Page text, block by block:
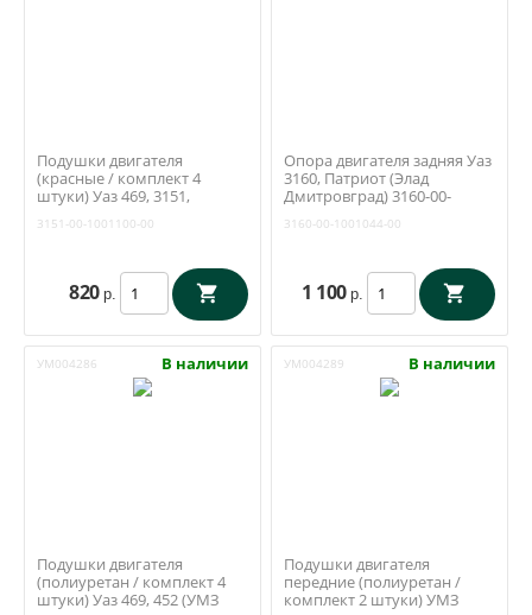
Подушки двигателя
(красные / комплект 4
штуки) Уаз 469, 3151,
421) (ПК Альфа / Ульяновск)
3151-00-1001100-00
820 р.
Опора двигателя задняя Уаз
3160, Патриот (Элад
Дмитровград) 3160-00-
3160-00-1001044-00
1 100 р.
УМ004286 В наличии
Подушки двигателя
(полиуретан / комплект 4
штуки) Уаз 469, 452 (УМЗ
УМ004289 В наличии
Подушки двигателя
передние (полиуретан /
комплект 2 штуки) УМЗ